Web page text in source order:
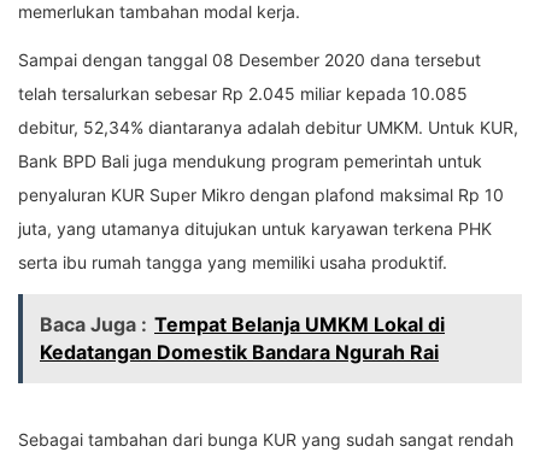
memerlukan tambahan modal kerja.
Sampai dengan tanggal 08 Desember 2020 dana tersebut
telah tersalurkan sebesar Rp 2.045 miliar kepada 10.085
debitur, 52,34% diantaranya adalah debitur UMKM. Untuk KUR,
Bank BPD Bali juga mendukung program pemerintah untuk
penyaluran KUR Super Mikro dengan plafond maksimal Rp 10
juta, yang utamanya ditujukan untuk karyawan terkena PHK
serta ibu rumah tangga yang memiliki usaha produktif.
Baca Juga : Tempat Belanja UMKM Lokal di
Kedatangan Domestik Bandara Ngurah Rai
Sebagai tambahan dari bunga KUR yang sudah sangat rendah